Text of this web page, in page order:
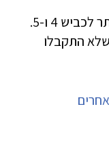
עתיד לקום ציר עתידים שיחבר בין היתר לכביש 4 ו-5.
תמ"א 38 לאחר שלא התקבלו